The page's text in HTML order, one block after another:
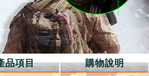
品項目 購物說明